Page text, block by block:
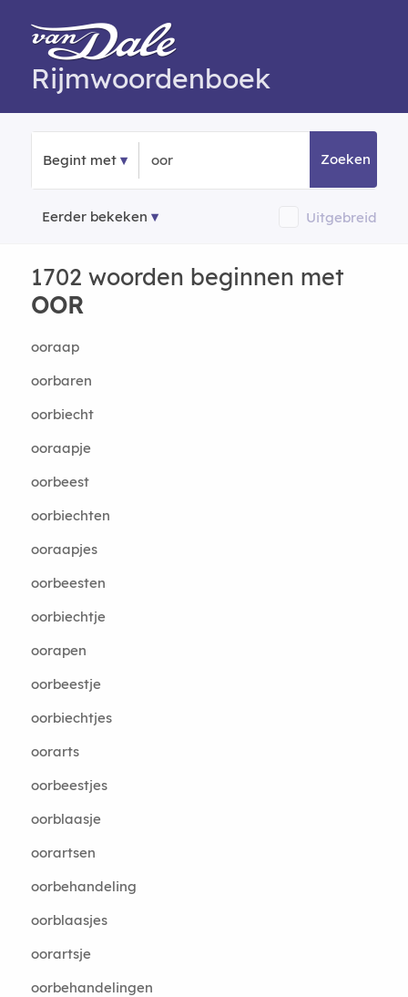
Rijmwoordenboek
Begint met Zoeken
Eerder bekeken Uitgebreid
1702 woorden beginnen met
OOR
ooraap
oorbaren
oorbiecht
ooraapje
oorbeest
oorbiechten
ooraapjes
oorbeesten
oorbiechtje
oorapen
oorbeestje
oorbiechtjes
oorarts
oorbeestjes
oorblaasje
oorartsen
oorbehandeling
oorblaasjes
oorartsje
oorbehandelingen